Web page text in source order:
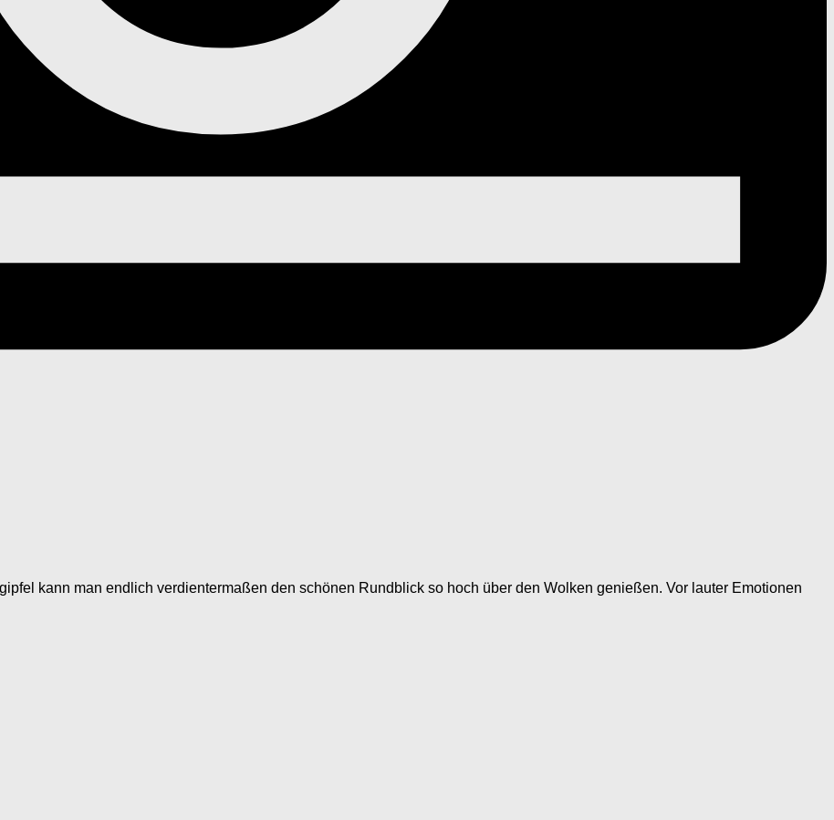
kann man endlich verdientermaßen den schönen Rundblick so hoch über den Wolken genießen. Vor lauter Emotionen